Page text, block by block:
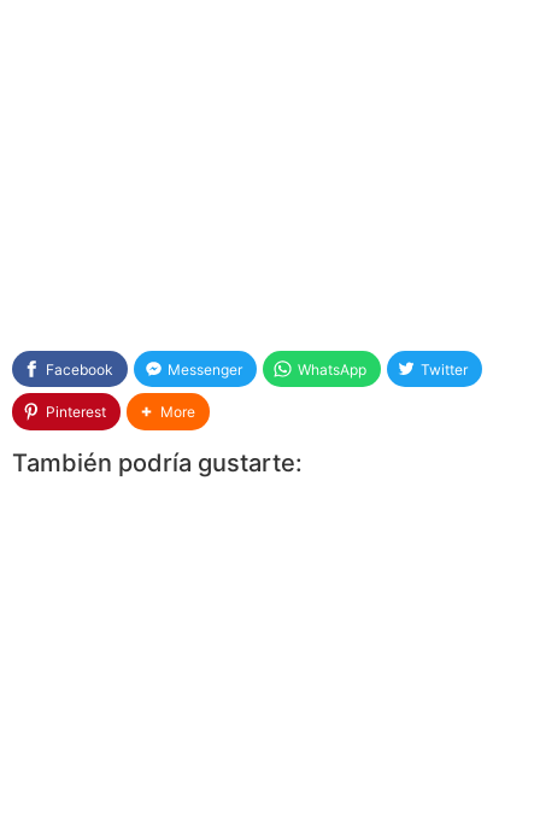
Facebook Messenger WhatsApp Twitter
Pinterest More
También podría gustarte: